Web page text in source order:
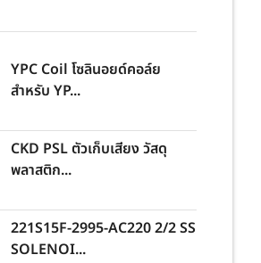
YPC Coil โซลินอยด์คอล์ย
สำหรับ YP...
CKD PSL ตัวเก็บเสียง วัสดุ
พลาสติก...
221S15F-2995-AC220 2/2 SS
SOLENOI...